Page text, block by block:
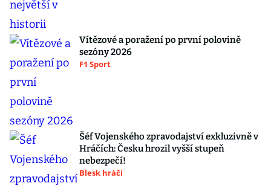
Vítězové a poražení po první polovině
sezóny 2026
F1 Sport
Šéf Vojenského zpravodajství exkluzivně v
Hráčích: Česku hrozil vyšší stupeň
nebezpečí!
Blesk hráči